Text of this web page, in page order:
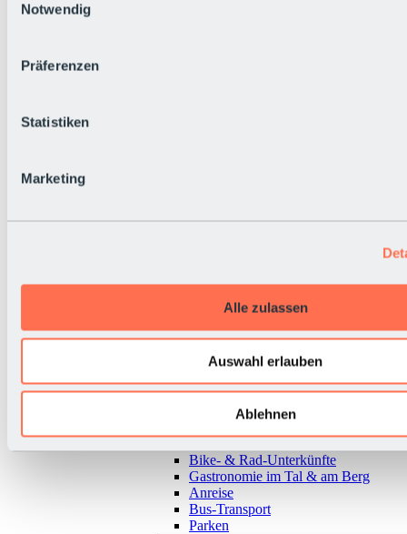
Notwendig
Präferenzen
Statistiken
Marketing
Alle zulassen
Auswahl erlauben
Ablehnen
Zurück
Bike- & Rad-Unterkünfte
Gastronomie im Tal & am Berg
Anreise
Bus-Transport
Parken